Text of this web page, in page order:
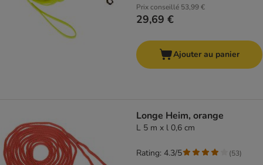
Prix conseillé 53,99 €
29,69 €
Ajouter au panier
Longe Heim, orange
L 5 m x l 0,6 cm
Rating: 4.3/5 (53)